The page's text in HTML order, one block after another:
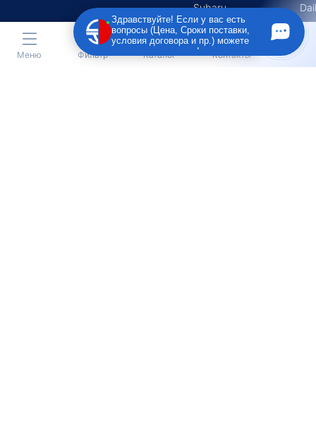
Subaru
Suzuki
Меню Фильтр Каталог Контакты
Здравствуйте! Если у вас есть
вопросы (Цена, Сроки поставки,
условия договора и пр.) можете
задать их мне в чат!